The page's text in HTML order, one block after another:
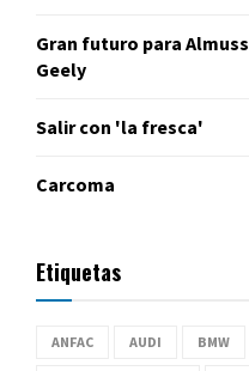
Gran futuro para
Geely
Salir con 'la fresca'
Carcoma
Etiquetas
ANFAC AUDI BMW